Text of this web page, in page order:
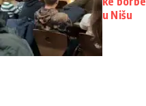
u Nišu